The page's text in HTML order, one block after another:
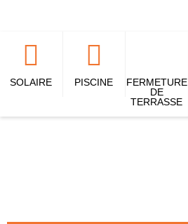
SOLAIRE PISCINE
FERMETURE
DE
TERRASSE